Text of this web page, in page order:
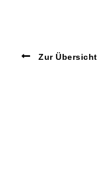
Zur Übersicht